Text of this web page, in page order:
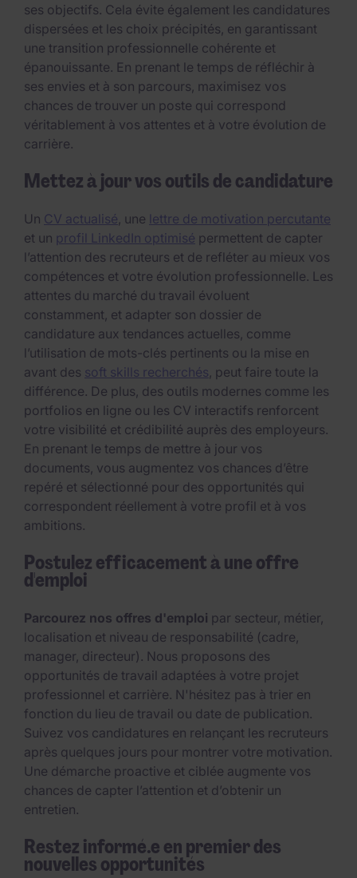
ses objectifs. Cela évite également les candidatures
dispersées et les choix précipités, en garantissant
une transition professionnelle cohérente et
épanouissante. En prenant le temps de réfléchir à
ses envies et à son parcours, maximisez vos
chances de trouver un poste qui correspond
véritablement à vos attentes et à votre évolution de
carrière.
Mettez à jour vos outils de candidature
Un CV actualisé, une lettre de motivation percutante
et un profil LinkedIn optimisé permettent de capter
l’attention des recruteurs et de refléter au mieux vos
compétences et votre évolution professionnelle. Les
attentes du marché du travail évoluent
constamment, et adapter son dossier de
candidature aux tendances actuelles, comme
l’utilisation de mots-clés pertinents ou la mise en
avant des soft skills recherchés, peut faire toute la
différence. De plus, des outils modernes comme les
portfolios en ligne ou les CV interactifs renforcent
votre visibilité et crédibilité auprès des employeurs.
En prenant le temps de mettre à jour vos
documents, vous augmentez vos chances d’être
repéré et sélectionné pour des opportunités qui
correspondent réellement à votre profil et à vos
ambitions.
Postulez efficacement à une offre
d'emploi
Parcourez nos offres d'emploi par secteur, métier,
localisation et niveau de responsabilité (cadre,
manager, directeur). Nous proposons des
opportunités de travail adaptées à votre projet
professionnel et carrière. N'hésitez pas à trier en
fonction du lieu de travail ou date de publication.
Suivez vos candidatures en relançant les recruteurs
après quelques jours pour montrer votre motivation.
Une démarche proactive et ciblée augmente vos
chances de capter l’attention et d’obtenir un
entretien.
Restez informé.e en premier des
nouvelles opportunités